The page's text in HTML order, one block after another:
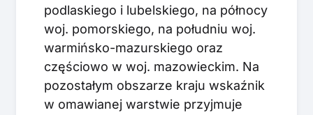
podlaskiego i lubelskiego, na północy
woj. pomorskiego, na południu woj.
warmińsko-mazurskiego oraz
częściowo w woj. mazowieckim. Na
pozostałym obszarze kraju wskaźnik
w omawianej warstwie przyjmuje